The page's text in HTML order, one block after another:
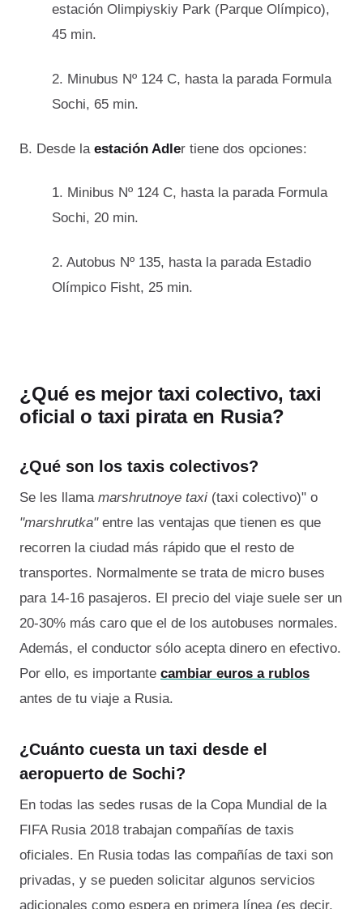
estación Olimpiyskiy Park (Parque Olímpico),
45 min.
2. Minubus Nº 124 C, hasta la parada Formula
Sochi, 65 min.
B. Desde la estación Adler tiene dos opciones:
1. Minibus Nº 124 C, hasta la parada Formula
Sochi, 20 min.
2. Autobus Nº 135, hasta la parada Estadio
Olímpico Fisht, 25 min.
¿Qué es mejor taxi colectivo, taxi
oficial o taxi pirata en Rusia?
¿Qué son los taxis colectivos?
Se les llama marshrutnoye taxi (taxi colectivo)" o
"marshrutka" entre las ventajas que tienen es que
recorren la ciudad más rápido que el resto de
transportes. Normalmente se trata de micro buses
para 14-16 pasajeros. El precio del viaje suele ser un
20-30% más caro que el de los autobuses normales.
Además, el conductor sólo acepta dinero en efectivo.
Por ello, es importante cambiar euros a rublos
antes de tu viaje a Rusia.
¿Cuánto cuesta un taxi desde el
aeropuerto de Sochi?
En todas las sedes rusas de la Copa Mundial de la
FIFA Rusia 2018 trabajan compañías de taxis
oficiales. En Rusia todas las compañías de taxi son
privadas, y se pueden solicitar algunos servicios
adicionales como espera en primera línea (es decir,